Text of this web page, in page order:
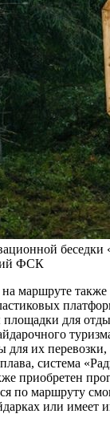
ФСК
на маршруте
площадки для
для их перевозки,
система
приобретен
по маршруту
или имеет